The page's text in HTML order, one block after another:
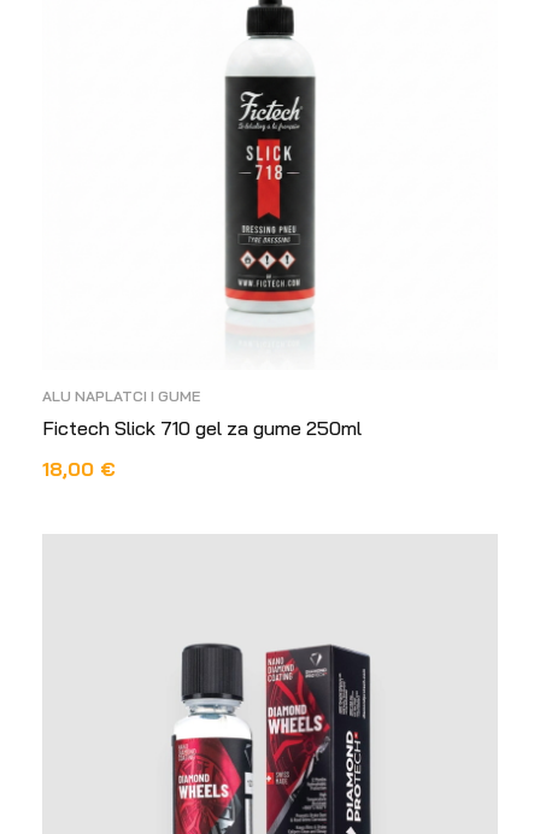
ALU NAPLATCI I GUME
Fictech Slick 710 gel za gume 250ml
18,00 €